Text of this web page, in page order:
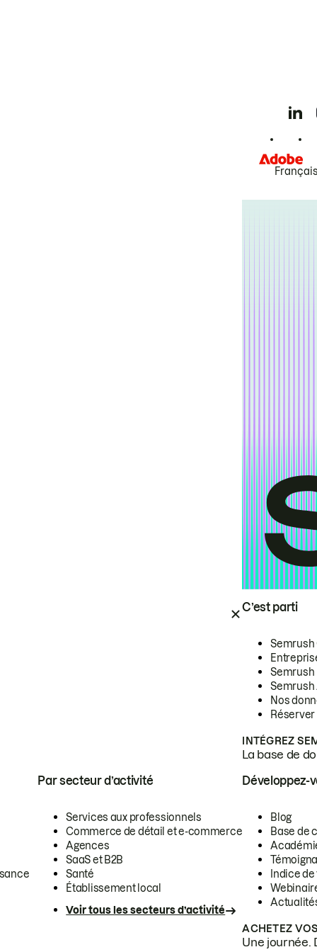
C’est parti
Semrush
Semrush
Semrush
Nos
INTÉGREZ
La base de
Par secteur d’activité
Services aux professionnels
Commerce de détail et e-commerce
Agences
SaaS et B2B
Santé
Établissement local
Voir tous les secteurs d’activité
Développez-
Blog
Base de
Indice
ACHETEZ
Une journée.